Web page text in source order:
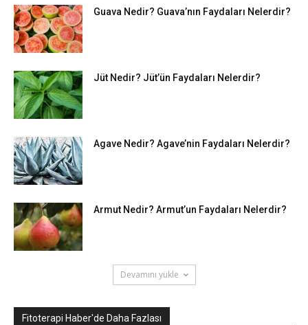
Guava Nedir? Guava’nın Faydaları Nelerdir?
Jüt Nedir? Jüt’ün Faydaları Nelerdir?
Agave Nedir? Agave’nin Faydaları Nelerdir?
Armut Nedir? Armut’un Faydaları Nelerdir?
Devamını yükle
Fitoterapi Haber'de Daha Fazlası